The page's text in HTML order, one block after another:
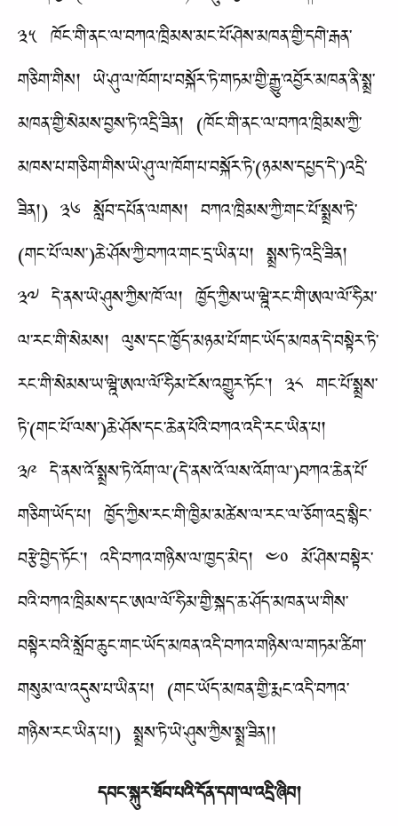
༣༥ ཁོང་གི་ནང་ལ་བཀའ་ཁྲིམས་མང་པོ་ཤེས་མཁན་གྱི་དགེ་རྒན་
གཅིག་གིས། ཡེ་ཤུ་ལ་ཁོག་པ་བསྐོར་ཏེ་གཏམ་གྱི་རྒྱུ་འབྱོར་མཁན་ནི་སྨྲ་
མཁན་གྱི་སེམས་བྱས་ཏེ་འདྲི་ཟིན། (ཁོང་གི་ནང་ལ་བཀའ་ཁྲིམས་ཀྱི་
མཁས་པ་གཅིག་གིས་ཡེ་ཤུ་ལ་ཁོག་པ་བསྐོར་ཏེ་(ཉམས་དཔྱད་དེ་)འདྲི་
ཟིན།) ༣༦ སློབ་དཔོན་ལགས། བཀའ་ཁྲིམས་ཀྱི་གང་པོ་སྨྲས་ཏེ་
(གང་པོ་ལས་)ཆེ་ཤོས་ཀྱི་བཀའ་གང་དྲ་ཡིན་པ། སྨྲས་ཏེ་འདྲི་ཟིན།
༣༧ དེ་ནས་ཡེ་ཤུས་ཀྱིས་ཁོ་ལ། ཁྱོད་ཀྱིས་ཡ་ཝྰེ་རང་གི་ཨལ་ལོ་ཧིམ་
ལ་རང་གི་སེམས། ལུས་དང་ཁྱོད་མཉམ་པོ་གང་ཡོད་མཁན་དེ་བསྟེར་ཏེ་
རང་གི་སེམས་ཡ་ཝྰེ་ཨལ་ལོ་ཧིམ་ངོས་འགྱུར་ཏོང་། ༣༨ གང་པོ་སྨྲས་
ཏེ་(གང་པོ་ལས་)ཆེ་ཤོས་དང་ཆེན་པོའི་བཀའ་འདི་རང་ཡིན་པ།
༣༩ དེ་ནས་འོ་སྨྲས་ཏེ་འོག་ལ་(དེ་ནས་འོ་ལས་འོག་ལ་)བཀའ་ཆེན་པོ་
གཅིག་ཡོད་པ། ཁྱོད་ཀྱིས་རང་གི་ཁྱིམ་མཚེས་ལ་རང་ལ་ཅོག་འདྲ་སྙིང་
བརྩེ་བྱེད་ཏོང་། འདི་བཀའ་གཉིས་ལ་ཁྱད་མེད། ༤༠ མོ་ཤེས་བསྟེར་
བའི་བཀའ་ཁྲིམས་དང་ཨལ་ལོ་ཧིམ་གྱི་སྐད་ཆ་ཤོད་མཁན་ཡ་གིས་
བསྟེར་བའི་སློབ་ཆུང་གང་ཡོད་མཁན་འདི་བཀའ་གཉིས་ལ་གཏམ་ཚིག་
གསུམ་ལ་འདུས་པ་ཡིན་པ། (གང་ཡོད་མཁན་གྱི་རྨང་འདི་བཀའ་
གཉིས་རང་ཡིན་པ།) སྨྲས་ཏེ་ཡེ་ཤུས་ཀྱིས་སྨྲ་ཟིན།།
དབང་སྐུར་ཐོབ་པའི་དོན་དག་ལ་འདྲི་ཞིབ།